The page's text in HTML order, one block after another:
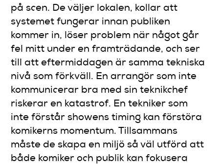
på scen. De väljer lokalen, kollar att
systemet fungerar innan publiken
kommer in, löser problem när något går
fel mitt under en framträdande, och ser
till att eftermiddagen är samma tekniska
nivå som förkväll. En arrangör som inte
kommunicerar bra med sin teknikchef
riskerar en katastrof. En tekniker som
inte förstår showens timing kan förstöra
komikerns momentum. Tillsammans
måste de skapa en miljö så väl utförd att
både komiker och publik kan fokusera